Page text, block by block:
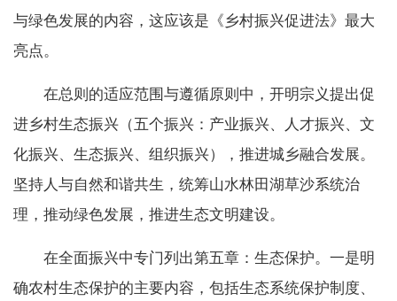
与绿色发展的内容，这应该是《乡村振兴促进法》最大
亮点。
在总则的适应范围与遵循原则中，开明宗义提出促
进乡村生态振兴（五个振兴：产业振兴、人才振兴、文
化振兴、生态振兴、组织振兴），推进城乡融合发展。
坚持人与自然和谐共生，统筹山水林田湖草沙系统治
理，推动绿色发展，推进生态文明建设。
在全面振兴中专门列出第五章：生态保护。一是明
确农村生态保护的主要内容，包括生态系统保护制度、